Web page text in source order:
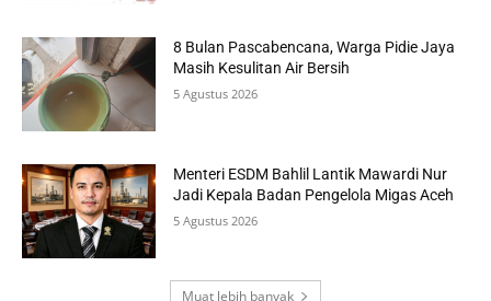
8 Bulan Pascabencana, Warga Pidie Jaya
Masih Kesulitan Air Bersih
5 Agustus 2026
Menteri ESDM Bahlil Lantik Mawardi Nur
Jadi Kepala Badan Pengelola Migas Aceh
5 Agustus 2026
Muat lebih banyak